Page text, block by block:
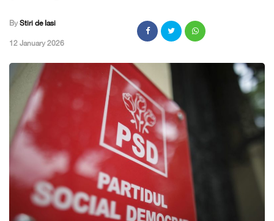
By Stiri de Iasi
,12 January 2026